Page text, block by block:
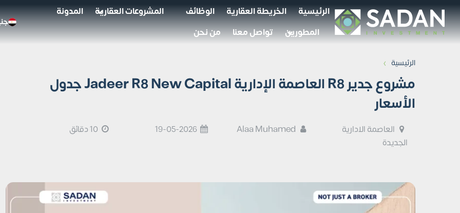
الرئيسية الخريطة العقارية الوظائف المشروعات العقارية
المدونة
المطورين
تواصل معنا من نحن
الرئيسية ›
مشروع جدير R8 العاصمة الإدارية Jadeer R8 New Capital جدول
الأسعار
العاصمة الادارية
الجديدة
19-05-2026